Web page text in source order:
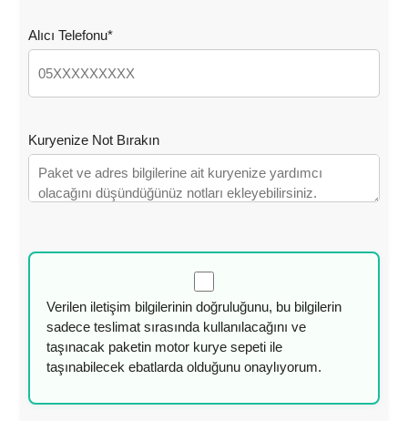
Alıcı Telefonu*
Kuryenize Not Bırakın
Verilen iletişim bilgilerinin doğruluğunu, bu bilgilerin
sadece teslimat sırasında kullanılacağını ve
taşınacak paketin motor kurye sepeti ile
taşınabilecek ebatlarda olduğunu onaylıyorum.